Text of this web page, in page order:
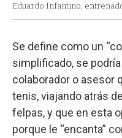
Eduardo Infantino,
Se define como un
simplificado, se
colaborador o asesor
tenis, viajando atrás
felpas, y que en esta
porque le “encanta”